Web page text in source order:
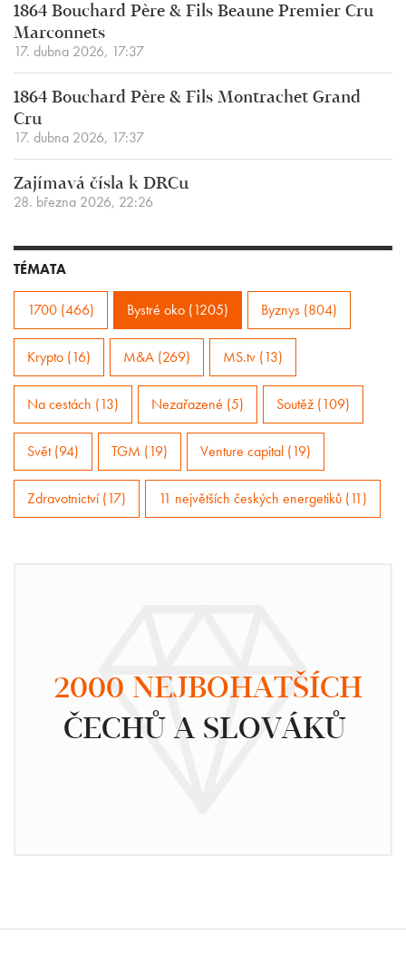
1864 Bouchard Père & Fils Beaune Premier Cru
Marconnets
17. dubna 2026, 17:37
1864 Bouchard Père & Fils Montrachet Grand
Cru
17. dubna 2026, 17:37
Zajímavá čísla k DRCu
28. března 2026, 22:26
TÉMATA
1700 (466) Bystré oko (1205) Byznys (804)
Krypto (16) M&A (269) MS.tv (13)
Na cestách (13) Nezařazené (5) Soutěž (109)
Svět (94) TGM (19) Venture capital (19)
Zdravotnictví (17) 11 největších českých energetiků (11)
2000 NEJBOHATŠÍCH
ČECHŮ A SLOVÁKŮ